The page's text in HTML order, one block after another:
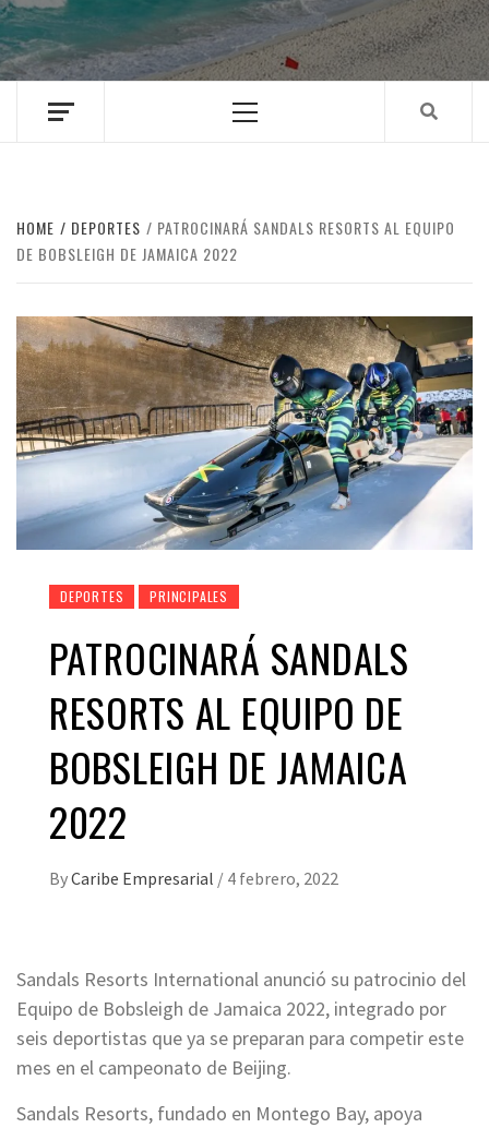
Menu
HOME DEPORTES
PATROCINARÁ SANDALS RESORTS AL EQUIPO
DE BOBSLEIGH DE JAMAICA 2022
DEPORTES PRINCIPALES
PATROCINARÁ SANDALS
RESORTS AL EQUIPO DE
BOBSLEIGH DE JAMAICA
2022
ByCaribe Empresarial / 4 febrero, 2022
Sandals Resorts International anunció su patrocinio del
Equipo de Bobsleigh de Jamaica 2022, integrado por
seis deportistas que ya se preparan para competir este
mes en el campeonato de Beijing.
Sandals Resorts, fundado en Montego Bay, apoya